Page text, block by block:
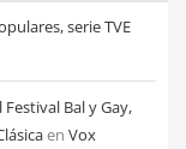
serie TVE
Bal y Gay,
en Vox